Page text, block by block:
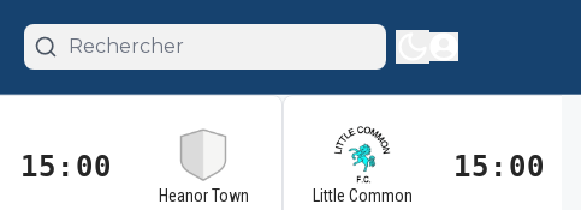
15:00
Heanor Town Little Common
15:00